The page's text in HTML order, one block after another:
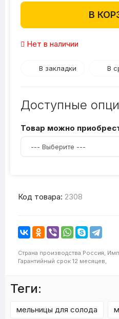
В
Нет в наличии
В закладки В
Доступные
Товар можно
Код товара: 2308
Страна производства Россия,
Гарантийный срок 12 месяцев,
Теги:
мельницы для солода